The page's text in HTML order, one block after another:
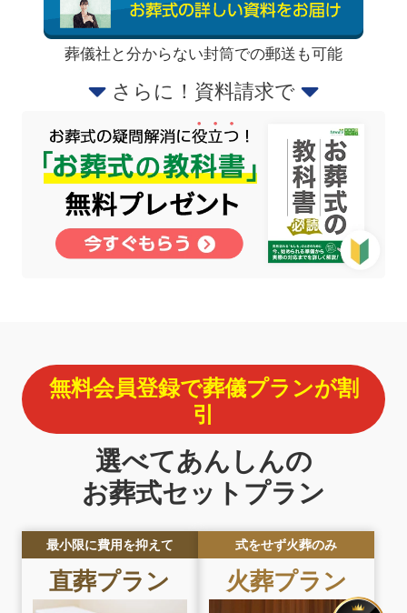
葬儀社と分からない封筒での郵送も可能
さらに！資料請求で
無料会員登録で葬儀プランが割
引
選べてあんしんの
お葬式セットプラン
最小限に費用を抑えて
直葬プラン
式をせず火葬のみ
火葬プラン